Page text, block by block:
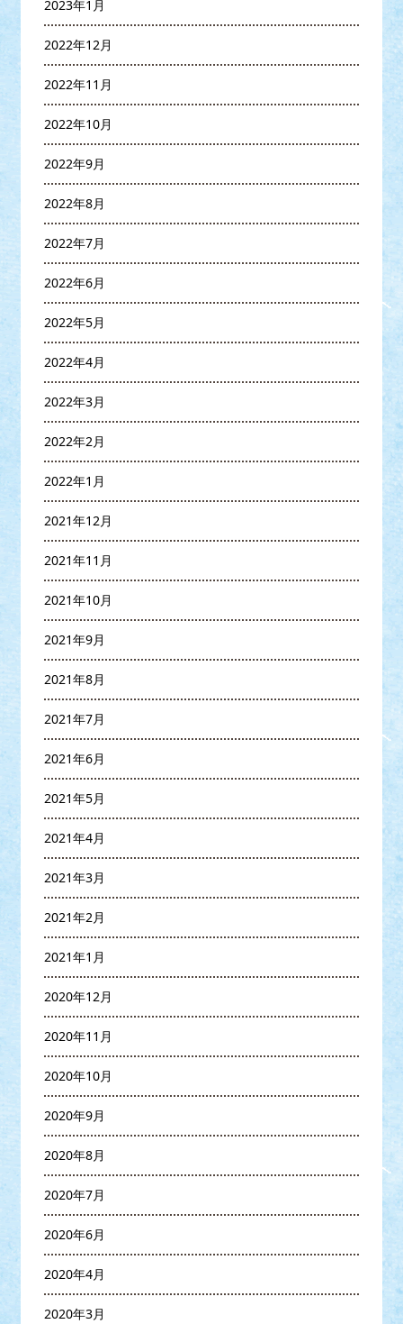
2023年1月
2022年12月
2022年11月
2022年10月
2022年9月
2022年8月
2022年7月
2022年6月
2022年5月
2022年4月
2022年3月
2022年2月
2022年1月
2021年12月
2021年11月
2021年10月
2021年9月
2021年8月
2021年7月
2021年6月
2021年5月
2021年4月
2021年3月
2021年2月
2021年1月
2020年12月
2020年11月
2020年10月
2020年9月
2020年8月
2020年7月
2020年6月
2020年4月
2020年3月